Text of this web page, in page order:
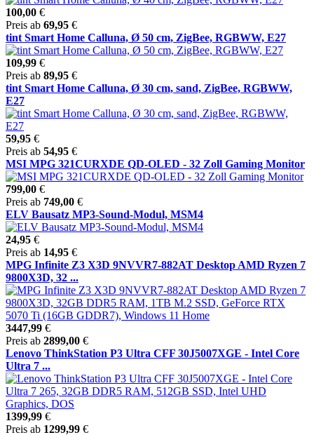
100,00 €
Preis ab 69,95 €
tint Smart Home Calluna, Ø 50 cm, ZigBee, RGBWW, E27
109,99 €
Preis ab 89,95 €
tint Smart Home Calluna, Ø 30 cm, sand, ZigBee, RGBWW,
E27
59,95 €
Preis ab 54,95 €
MSI MPG 321CURXDE QD-OLED - 32 Zoll Gaming Monitor
799,00 €
Preis ab 749,00 €
ELV Bausatz MP3-Sound-Modul, MSM4
24,95 €
Preis ab 14,95 €
MPG Infinite Z3 X3D 9NVVR7-882AT Desktop AMD Ryzen 7
9800X3D, 32 ...
3447,99 €
Preis ab 2899,00 €
Lenovo ThinkStation P3 Ultra CFF 30J5007XGE - Intel Core
Ultra 7 ...
1399,99 €
Preis ab 1299,99 €